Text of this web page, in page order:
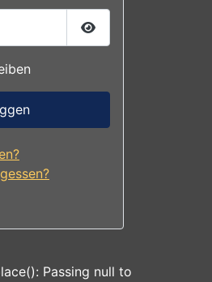
Passwort anzeigen
Passing null to